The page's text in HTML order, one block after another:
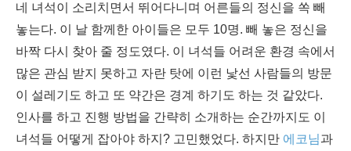
네 녀석이 소리치면서 뛰어다니며 어른들의 정신을 쏙 빼
놓는다. 이 날 함께한 아이들은 모두 10명. 빼 놓은 정신을
바짝 다시 찾아 줄 정도였다. 이 녀석들 어려운 환경 속에서
많은 관심 받지 못하고 자란 탓에 이런 낯선 사람들의 방문
이 설레기도 하고 또 약간은 경계 하기도 하는 것 같았다.
인사를 하고 진행 방법을 간략히 소개하는 순간까지도 이
녀석들 어떻게 잡아야 하지? 고민했었다. 하지만 에코님과